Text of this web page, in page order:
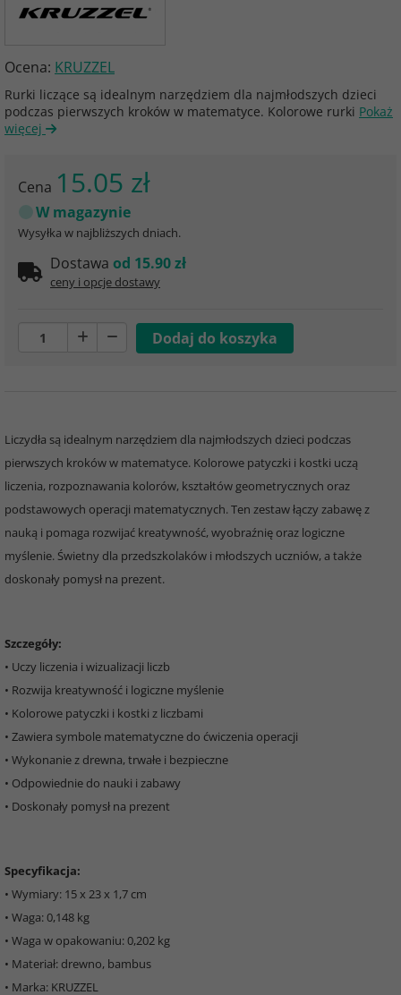
Ocena: KRUZZEL
Rurki liczące są idealnym narzędziem dla najmłodszych dzieci
podczas pierwszych kroków w matematyce. Kolorowe rurki Pokaż
więcej
Cena 15.05 zł
W magazynie
Wysyłka w najbliższych dniach.
Dostawa od 15.90 zł
ceny i opcje dostawy
Liczydła są idealnym narzędziem dla najmłodszych dzieci podczas
pierwszych kroków w matematyce. Kolorowe patyczki i kostki uczą
liczenia, rozpoznawania kolorów, kształtów geometrycznych oraz
podstawowych operacji matematycznych. Ten zestaw łączy zabawę z
nauką i pomaga rozwijać kreatywność, wyobraźnię oraz logiczne
myślenie. Świetny dla przedszkolaków i młodszych uczniów, a także
doskonały pomysł na prezent.
Szczegóły:
• Uczy liczenia i wizualizacji liczb
• Rozwija kreatywność i logiczne myślenie
• Kolorowe patyczki i kostki z liczbami
• Zawiera symbole matematyczne do ćwiczenia operacji
• Wykonanie z drewna, trwałe i bezpieczne
• Odpowiednie do nauki i zabawy
• Doskonały pomysł na prezent
Specyfikacja:
• Wymiary: 15 x 23 x 1,7 cm
• Waga: 0,148 kg
• Waga w opakowaniu: 0,202 kg
• Materiał: drewno, bambus
• Marka: KRUZZEL